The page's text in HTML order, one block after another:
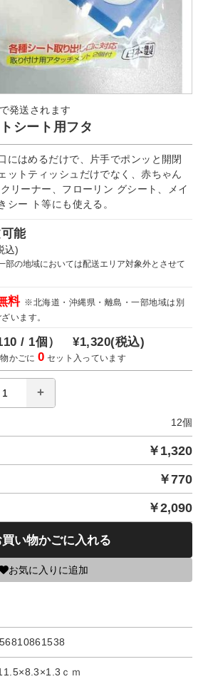
発送されます
シート用フタ
にはめるだけで、片手でポンッと開閉
ットティッシュだけでなく、赤ちゃん
リーナー、フローリン グシート、メイ
シー ト等にも使える。
能
込)
の地域においては配送エリア対象外とさせて
料 ※北海道・沖縄県・離島・一部地域は別
います。
/ 1個）¥1,320(税込)
かごに0 セット入っています
12個
￥ 1,320
￥770
￥2,090
い物かごに入れる
お気に入りに追加
ｃｍ